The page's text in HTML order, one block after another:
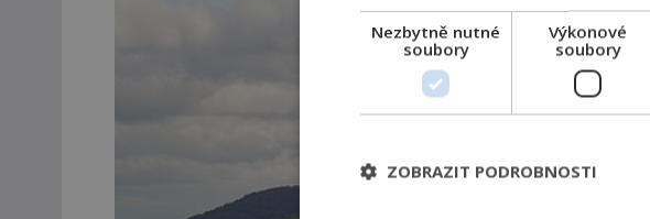
Nezbytně nutné
soubory
Výkonové
soubory
ZOBRAZIT PODROBNOSTI